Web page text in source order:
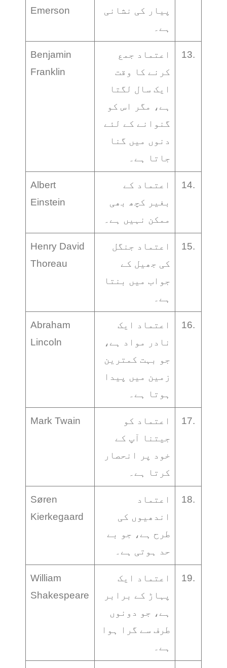
Emerson
پیار کی نشانی
ہے۔
Benjamin
Franklin
اعتماد جمع
کرنے کا وقت
ایک سال لگتا
ہے، مگر اس کو
گنوانے کے لئے
دنوں میں گنا
جاتا ہے۔
13.
Albert
Einstein
اعتماد کے
بغیر کچھ بھی
ممکن نہیں ہے۔
14.
Henry David
Thoreau
اعتماد جنگل
کی جھیل کے
جواب میں بنتا
ہے۔
15.
Abraham
Lincoln
اعتماد ایک
نادر مواد ہے،
جو بہت کمترین
زمین میں پیدا
ہوتا ہے۔
16.
Mark Twain
اعتماد کو
جیتنا آپ کے
خود پر انحصار
کرتا ہے۔
17.
Søren
Kierkegaard
اعتماد
اندھیوں کی
طرح ہے، جو بے
حد ہوتی ہے۔
18.
William
Shakespeare
اعتماد ایک
پہاڑ کے برابر
ہے، جو دونوں
طرف سے گرا ہوا
ہے۔
19.